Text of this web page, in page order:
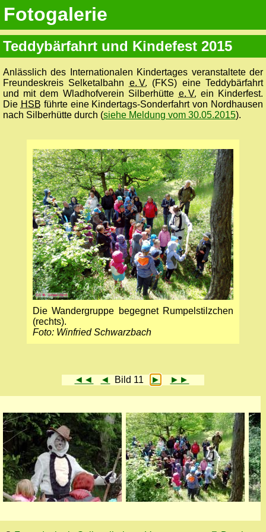
Fotogalerie
Teddybärfahrt und Kindefest 2015
Anlässlich des Internationalen Kindertages veranstaltete der
Freundeskreis Selketalbahn e. V. (FKS) eine Teddybärfahrt
und mit dem Wladhofverein Silberhütte e. V. ein Kinderfest.
Die HSB führte eine Kindertags-Sonderfahrt von Nordhausen
nach Silberhütte durch (siehe Meldung vom 30.05.2015).
Die Wandergruppe begegnet Rumpelstilzchen
(rechts).
Foto: Winfried Schwarzbach
◄◄ ◄ Bild 11 ► ►►